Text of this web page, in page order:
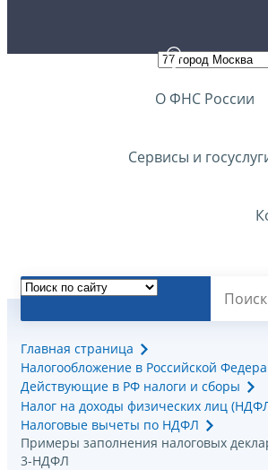
О ФНС России
Сервисы и
Главная страница
Налогообложение в Российской
Действующие в РФ налоги и сборы
Налог на доходы физических лиц
Налоговые вычеты по НДФЛ
Примеры заполнения налоговых
3-НДФЛ